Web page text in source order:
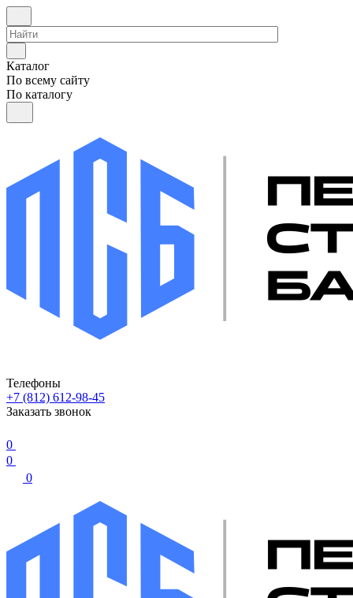
Каталог
По всему сайту
По каталогу
Телефоны
+7 (812) 612-98-45
Заказать звонок
0
0
0